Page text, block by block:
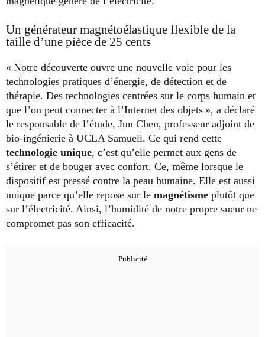
Un générateur magnétoélastique flexible de la
taille d’une pièce de 25 cents
« Notre découverte ouvre une nouvelle voie pour les
technologies pratiques d’énergie, de détection et de
thérapie. Des technologies centrées sur le corps humain et
que l’on peut connecter à l’Internet des objets », a déclaré
le responsable de l’étude, Jun Chen, professeur adjoint de
bio-ingénierie à UCLA Samueli. Ce qui rend cette
technologie unique, c’est qu’elle permet aux gens de
s’étirer et de bouger avec confort. Ce, même lorsque le
dispositif est pressé contre la peau humaine. Elle est aussi
unique parce qu’elle repose sur le magnétisme plutôt que
sur l’électricité. Ainsi, l’humidité de notre propre sueur ne
compromet pas son efficacité.